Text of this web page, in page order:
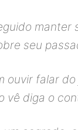
manter
seu
ouvir falar
vê diga o